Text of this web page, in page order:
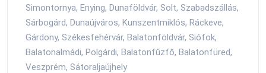
Simontornya, Enying, Dunaföldvár, Solt, Szabadszállás,
Sárbogárd, Dunaújváros, Kunszentmiklós, Ráckeve,
Gárdony, Székesfehérvár, Balatonföldvár, Siófok,
Balatonalmádi, Polgárdi, Balatonfűzfő, Balatonfüred,
Veszprém, Sátoraljaújhely